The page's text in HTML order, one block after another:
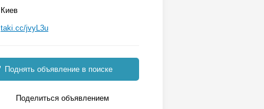
Киев
taki.cc/jvyL3u
Поднять объявление в поиске
Поделиться объявлением